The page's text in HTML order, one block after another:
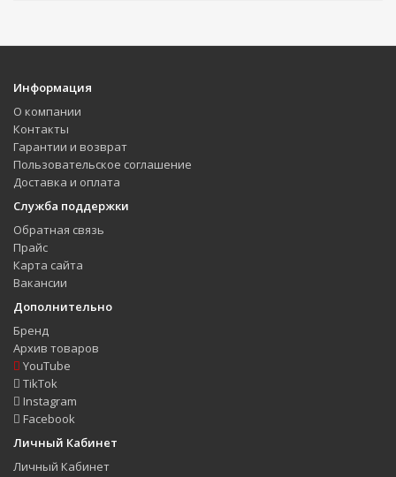
Информация
О компании
Контакты
Гарантии и возврат
Пользовательское соглашение
Доставка и оплата
Служба поддержки
Обратная связь
Прайс
Карта сайта
Вакансии
Дополнительно
Бренд
Архив товаров
YouTube
TikTok
Instagram
Facebook
Личный Кабинет
Личный Кабинет